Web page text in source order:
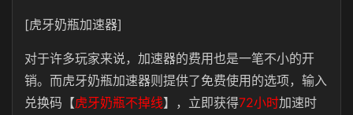
[虎牙奶瓶加速器]
对于许多玩家来说，加速器的费用也是一笔不小的开
销。而虎牙奶瓶加速器则提供了免费使用的选项，输入
兑换码【虎牙奶瓶不掉线】，立即获得72小时加速时